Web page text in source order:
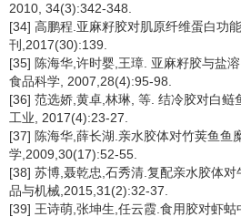
2010, 34(3):342-348.
[34] 高鹏程.亚麻籽胶对肌原纤维蛋白功
刊,2017(30):139.
[35] 陈海华,许时婴,王璋. 亚麻籽胶与盐
食品科学, 2007,28(4):95-98.
[36] 范选娇,黄卓,林琳, 等. 结冷胶对白鲢
工业, 2017(4):23-27.
[37] 陈海华,薛长湖.亲水胶体对竹荚鱼鱼
学,2009,30(17):52-55.
[38] 苏博,聂乾忠,石秀清.复配亲水胶体
品与机械,2015,31(2):32-37.
[39] 王诗萌,张坤生,任云霞.食用胶对虾